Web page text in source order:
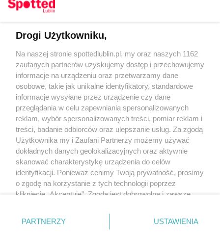
KATEGORIE
OGŁOSZENIA
WYDARZENIA
NA SKRÓTY
Regulamin
Polityka prywatności
RODO
Warunki korzystania z treści
Drogi Użytkowniku,
Na naszej stronie spottedlublin.pl, my oraz naszych 1162
zaufanych partnerów uzyskujemy dostęp i przechowujemy
informacje na urządzeniu oraz przetwarzamy dane
osobowe, takie jak unikalne identyfikatory, standardowe
informacje wysyłane przez urządzenie czy dane
przeglądania w celu zapewniania spersonalizowanych
reklam, wybór spersonalizowanych treści, pomiar reklam i
treści, badanie odbiorców oraz ulepszanie usług. Za zgodą
Użytkownika my i Zaufani Partnerzy możemy używać
dokładnych danych geolokalizacyjnych oraz aktywnie
skanować charakterystykę urządzenia do celów
identyfikacji. Ponieważ cenimy Twoją prywatność, prosimy
o zgodę na korzystanie z tych technologii poprzez
kliknięcie „Akceptuję”. Zgoda jest dobrowolna i zawsze
prywatności znajdujący się w lewym dolnym rogu strony
. Niektóre rodzaje przetwarzania danych nie wymagają
PARTNERZY USTAWIENIA